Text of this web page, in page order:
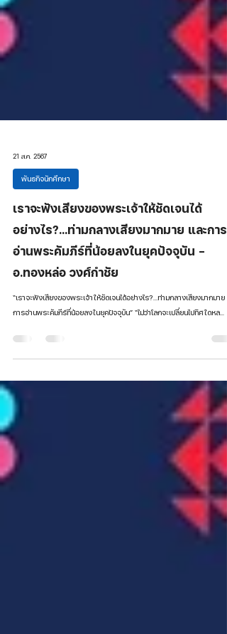
พันธกิจนักศึกษา
เราจะฟังเสียงของพระเจ้าให้ชัดเจนได้
อย่างไร?…ท่ามกลางเสียงมากมาย และการ
อ่านพระคัมภีร์ที่น้อยลงในยุคปัจจุบัน -
อ.ทองหล่อ วงศ์กำชัย
การอ่านพระคัมภีร์ที่น้อยลงในยุคปัจจุบัน” “ไม่ว่าโลกจะเปลี่ยนไปทิศใดหล...